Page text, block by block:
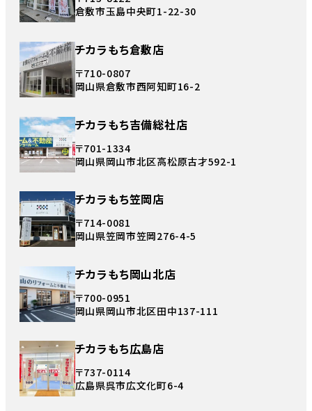
倉敷市玉島中央町1-22-30
チカラもち倉敷店
〒710-0807
岡山県倉敷市西阿知町16-2
チカラもち吉備総社店
〒701-1334
岡山県岡山市北区高松原古才592-1
チカラもち笠岡店
〒714-0081
岡山県笠岡市笠岡276-4-5
チカラもち岡山北店
〒700-0951
岡山県岡山市北区田中137-111
チカラもち広島店
〒737-0114
広島県呉市広文化町6-4